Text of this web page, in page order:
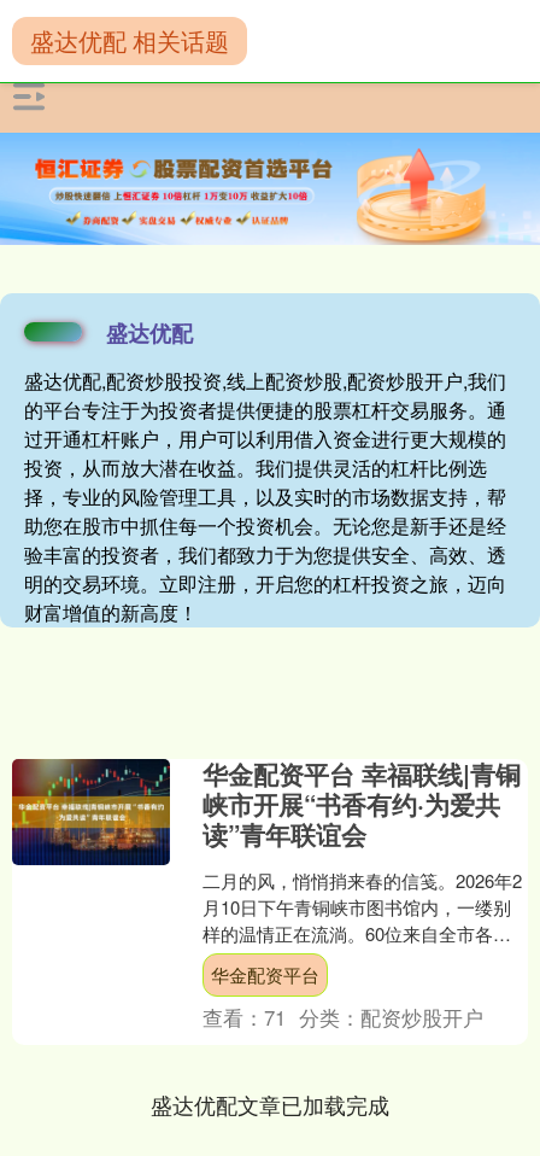
盛达优配
盛达优配,配资炒股投资,线上配资炒股,配资炒股开户,我们
的平台专注于为投资者提供便捷的股票杠杆交易服务。通
过开通杠杆账户，用户可以利用借入资金进行更大规模的
投资，从而放大潜在收益。我们提供灵活的杠杆比例选
择，专业的风险管理工具，以及实时的市场数据支持，帮
助您在股市中抓住每一个投资机会。无论您是新手还是经
验丰富的投资者，我们都致力于为您提供安全、高效、透
明的交易环境。立即注册，开启您的杠杆投资之旅，迈向
财富增值的新高度！
盛达优配 相关话题
华金配资平台 幸福联线|青铜
峡市开展“书香有约·为爱共
读”青年联谊会
二月的风，悄悄捎来春的信笺。2026年2
月10日下午青铜峡市图书馆内，一缕别
样的温情正在流淌。60位来自全市各行
各业的优秀青年，暂放日常的忙碌，怀
着一份对美好的....
华金配资平台
查看：71 分类： 配资炒股开户
盛达优配文章已加载完成